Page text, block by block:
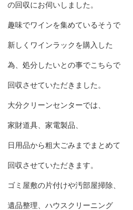
の回収にお伺いしました。
趣味でワインを集めているそうで
新しくワインラックを購入した
為、処分したいとの事でこちらで
回収させていただきました。
大分クリーンセンターでは、
家財道具、家電製品、
日用品から粗大ごみまでまとめて
回収させていただきます。
ゴミ屋敷の片付けや汚部屋掃除、
遺品整理、ハウスクリーニング